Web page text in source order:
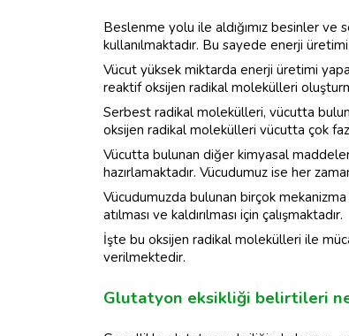
Beslenme yolu ile aldığımız besinler ve
kullanılmaktadır. Bu sayede enerji üretimi
Vücut yüksek miktarda enerji üretimi
reaktif oksijen radikal molekülleri
Serbest radikal molekülleri, vücutta
oksijen radikal molekülleri vücutta çok
Vücutta bulunan diğer kimyasal
hazırlamaktadır. Vücudumuz ise her
Vücudumuzda bulunan birçok
atılması ve kaldırılması için çalışmaktadır.
İşte bu oksijen radikal molekülleri ile
verilmektedir.
Glutatyon eksikliği belirtileri